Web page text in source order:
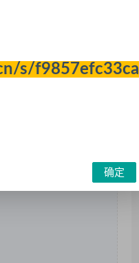
s/f9857efc33ca
确定